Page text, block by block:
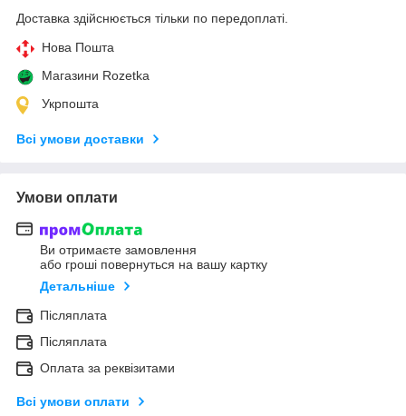
Доставка здійснюється тільки по передоплаті.
Нова Пошта
Магазини Rozetka
Укрпошта
Всі умови доставки
Умови оплати
Ви отримаєте замовлення
або гроші повернуться на вашу картку
Детальніше
Післяплата
Післяплата
Оплата за реквізитами
Всі умови оплати